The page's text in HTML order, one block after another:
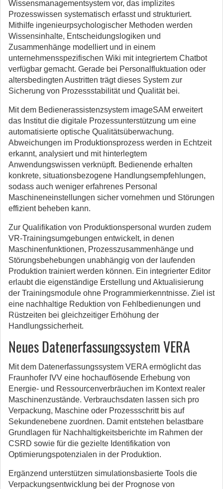
Wissensmanagementsystem vor, das implizites
Prozesswissen systematisch erfasst und strukturiert.
Mithilfe ingenieurpsychologischer Methoden werden
Wissensinhalte, Entscheidungslogiken und
Zusammenhänge modelliert und in einem
unternehmensspezifischen Wiki mit integriertem Chatbot
verfügbar gemacht. Gerade bei Personalfluktuation oder
altersbedingten Austritten trägt dieses System zur
Sicherung von Prozessstabilität und Qualität bei.
Mit dem Bedienerassistenzsystem imageSAM erweitert
das Institut die digitale Prozessunterstützung um eine
automatisierte optische Qualitätsüberwachung.
Abweichungen im Produktionsprozess werden in Echtzeit
erkannt, analysiert und mit hinterlegtem
Anwendungswissen verknüpft. Bedienende erhalten
konkrete, situationsbezogene Handlungsempfehlungen,
sodass auch weniger erfahrenes Personal
Maschineneinstellungen sicher vornehmen und Störungen
effizient beheben kann.
Zur Qualifikation von Produktionspersonal wurden zudem
VR-Trainingsumgebungen entwickelt, in denen
Maschinenfunktionen, Prozesszusammenhänge und
Störungsbehebungen unabhängig von der laufenden
Produktion trainiert werden können. Ein integrierter Editor
erlaubt die eigenständige Erstellung und Aktualisierung
der Trainingsmodule ohne Programmierkenntnisse. Ziel ist
eine nachhaltige Reduktion von Fehlbedienungen und
Rüstzeiten bei gleichzeitiger Erhöhung der
Handlungssicherheit.
Neues Datenerfassungssystem VERA
Mit dem Datenerfassungssystem VERA ermöglicht das
Fraunhofer IVV eine hochauflösende Erhebung von
Energie- und Ressourcenverbräuchen im Kontext realer
Maschinenzustände. Verbrauchsdaten lassen sich pro
Verpackung, Maschine oder Prozessschritt bis auf
Sekundenebene zuordnen. Damit entstehen belastbare
Grundlagen für Nachhaltigkeitsberichte im Rahmen der
CSRD sowie für die gezielte Identifikation von
Optimierungspotenzialen in der Produktion.
Ergänzend unterstützen simulationsbasierte Tools die
Verpackungsentwicklung bei der Prognose von